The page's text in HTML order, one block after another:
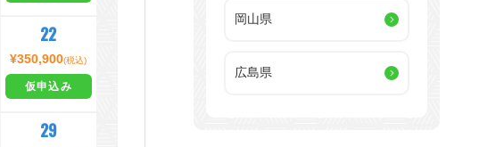
22
¥350,900(税込)
仮申込み
29
岡山県
広島県